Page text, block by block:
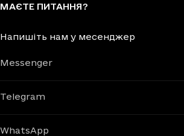
МАЄТЕ ПИТАННЯ?
Напишіть нам у месенджер
Messenger
Telegram
WhatsApp